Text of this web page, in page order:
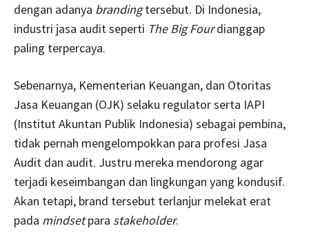
dengan adanya brandingtersebut. Di Indonesia,
industri jasa audit seperti The Big Fourdianggap
paling terpercaya.
Sebenarnya, Kementerian Keuangan, dan Otoritas
Jasa Keuangan (OJK) selaku regulator serta IAPI
(Institut Akuntan Publik Indonesia) sebagai pembina,
tidak pernah mengelompokkan para profesi Jasa
Audit dan audit. Justru mereka mendorong agar
terjadi keseimbangan dan lingkungan yang kondusif.
Akan tetapi, brand tersebut terlanjur melekat erat
pada mindsetpara stakeholder.